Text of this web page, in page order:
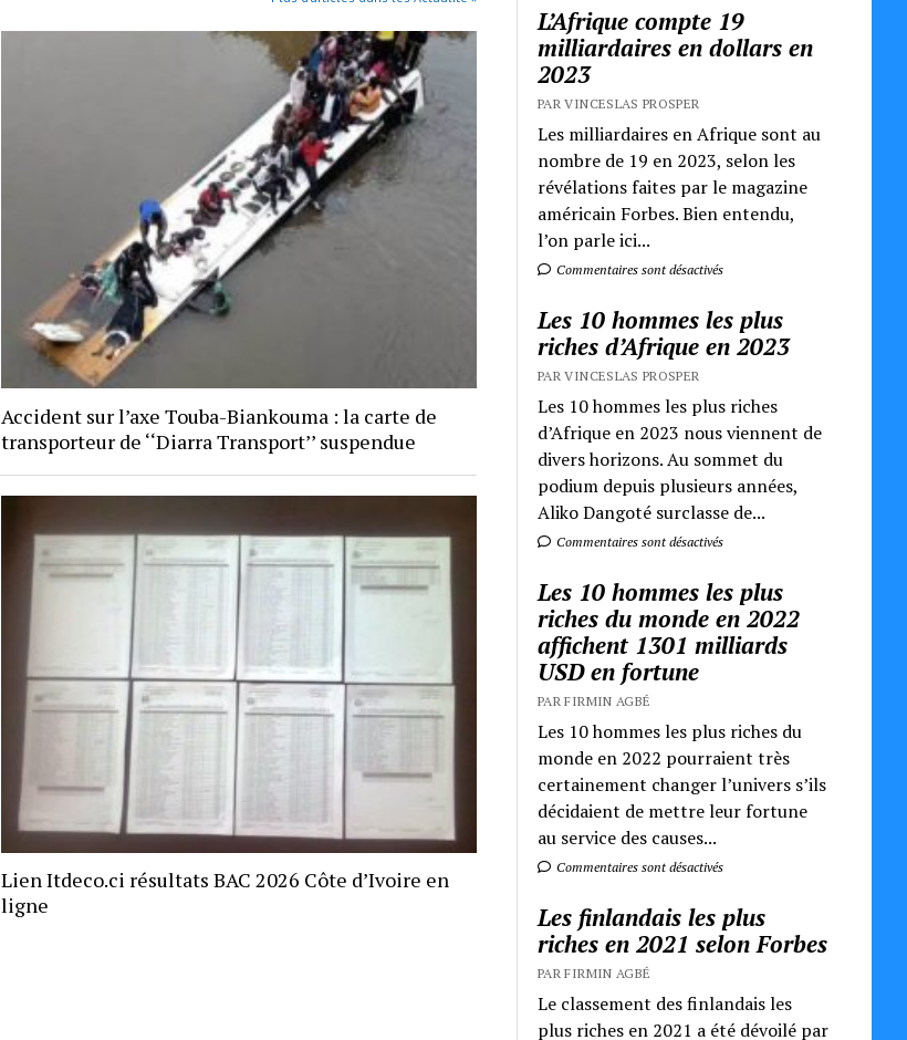
Accident sur l’axe Touba-Biankouma : la carte de
transporteur de ‘‘Diarra Transport’’ suspendue
Lien Itdeco.ci résultats BAC 2026 Côte d’Ivoire en
ligne
L’Afrique compte 19
milliardaires en dollars en
2023
PAR VINCESLAS PROSPER
Les milliardaires en Afrique sont au
nombre de 19 en 2023, selon les
révélations faites par le magazine
américain Forbes. Bien entendu,
l’on parle ici...
Commentaires sont désactivés
Les 10 hommes les plus
riches d’Afrique en 2023
PAR VINCESLAS PROSPER
Les 10 hommes les plus riches
d’Afrique en 2023 nous viennent de
divers horizons. Au sommet du
podium depuis plusieurs années,
Aliko Dangoté surclasse de...
Commentaires sont désactivés
Les 10 hommes les plus
riches du monde en 2022
affichent 1301 milliards
USD en fortune
PAR FIRMIN AGBÉ
Les 10 hommes les plus riches du
monde en 2022 pourraient très
certainement changer l’univers s’ils
décidaient de mettre leur fortune
au service des causes...
Commentaires sont désactivés
Les finlandais les plus
riches en 2021 selon Forbes
PAR FIRMIN AGBÉ
Le classement des finlandais les
plus riches en 2021 a été dévoilé par